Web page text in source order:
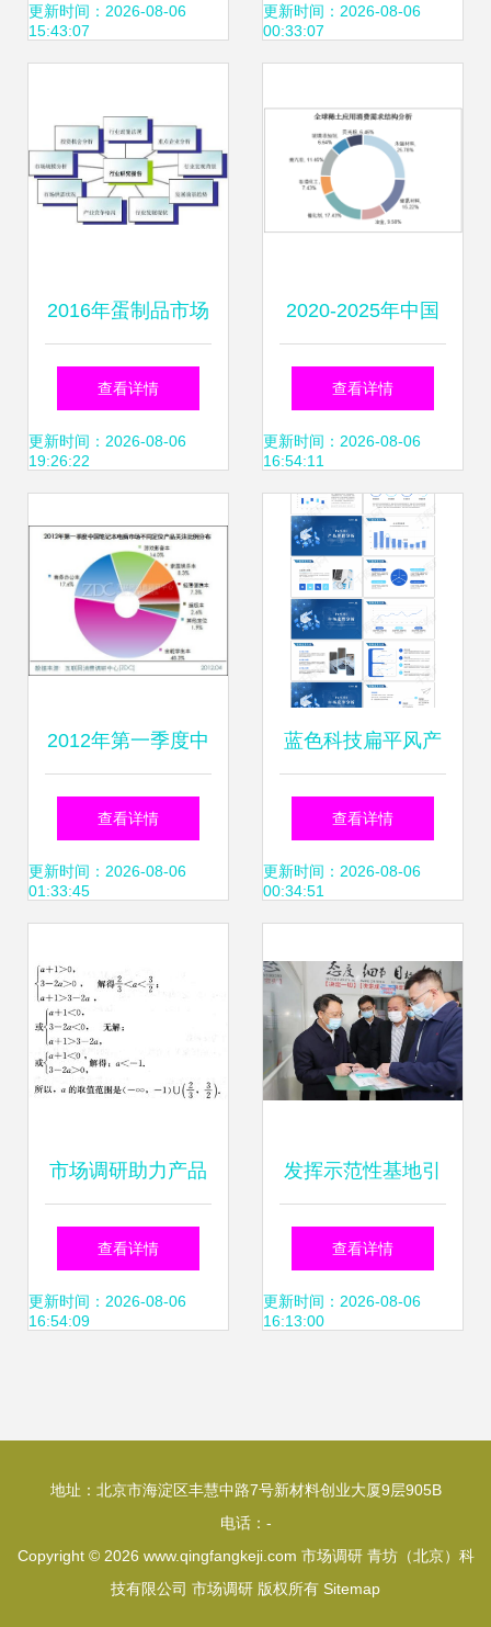
策的核心指南
更新时间：2026-08-06
15:43:07
告 转型与挑战下的
更新时间：2026-08-06
00:33:07
2016年蛋制品市场
调研与发展趋势预
测分析报告
查看详情
更新时间：2026-08-06
19:26:22
2020-2025年中国
稀土催化剂行业市
场前景预测及投资
方向研究报告
查看详情
更新时间：2026-08-06
16:54:11
2012年第一季度中
国笔记本电脑市场
分析报告（简版）
查看详情
更新时间：2026-08-06
01:33:45
蓝色科技扁平风产
品市场调研分析报
告
查看详情
更新时间：2026-08-06
00:34:51
市场调研助力产品
策略调整 从稳定销
售到增量生产的最
查看详情
更新时间：2026-08-06
16:54:09
发挥示范性基地引
领作用，在创新发
展上树立标杆——
查看详情
更新时间：2026-08-06
16:13:00
地址：北京市海淀区丰慧中路7号新材料创业大厦9层905B
电话：-
Copyright © 2026 www.qingfangkeji.com 市场调研 青坊（北京）科
技有限公司 市场调研 版权所有 Sitemap